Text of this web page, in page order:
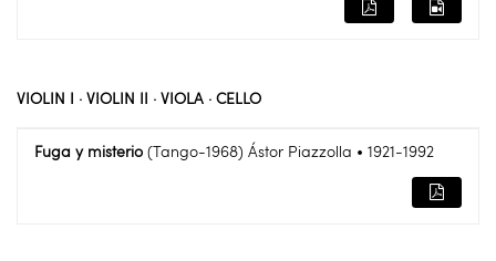
VIOLIN I · VIOLIN II · VIOLA · CELLO
Fuga y misterio (Tango-1968) Ástor Piazzolla • 1921-1992